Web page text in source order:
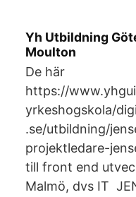
Yh Utbildning
Moulton
De här
https://
yrkeshogskola/
.se/utbildning/
projektledare-
till front end
Malmö, dvs IT